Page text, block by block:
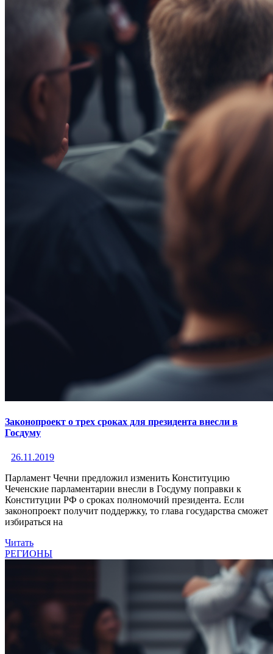
Законопроект о трех сроках для президента внесли в
Госдуму
26.11.2019
Парламент Чечни предложил изменить Конституцию
Чеченские парламентарии внесли в Госдуму поправки к
Конституции РФ о сроках полномочий президента. Если
законопроект получит поддержку, то глава государства сможет
избираться на
Читать
РЕГИОНЫ